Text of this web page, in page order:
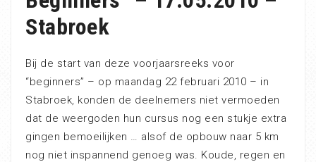
Stabroek
Bij de start van deze voorjaarsreeks voor
“beginners” – op maandag 22 februari 2010 – in
Stabroek, konden de deelnemers niet vermoeden
dat de weergoden hun cursus nog een stukje extra
gingen bemoeilijken … alsof de opbouw naar 5 km
nog niet inspannend genoeg was. Koude, regen en